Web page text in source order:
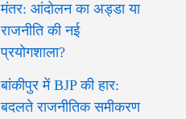
मंतर: आंदोलन का अड्डा या
राजनीति की नई
प्रयोगशाला?
बांकीपुर में BJP की हार:
बदलते राजनीतिक समीकरण